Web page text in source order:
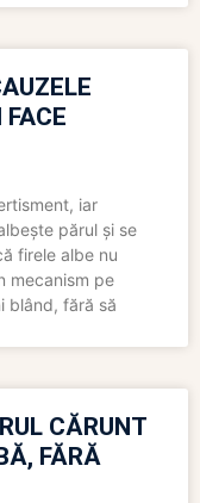
iar
părul și se
firele albe nu
mecanism pe
blând, fără să
CĂRUNT
FĂRĂ